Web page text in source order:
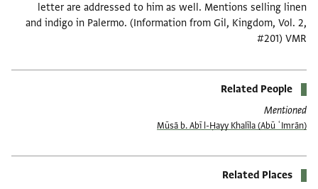
letter are addressed to him as well. Mentions selling linen
and indigo in Palermo. (Information from Gil, Kingdom, Vol. 2,
#201) VMR
Related People
Mentioned
(Abū ʿImrān) Mūsā b. Abī l-Ḥayy Khalīla
Related Places